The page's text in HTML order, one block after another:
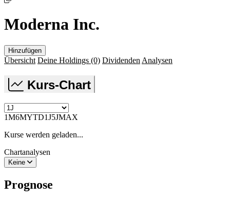
Moderna Inc.
Hinzufügen
Übersicht Deine Holdings (0) Dividenden Analysen
Kurs-Chart
1M6MYTD1J5JMAX
Kurse werden geladen...
Chartanalysen
Keine
Prognose